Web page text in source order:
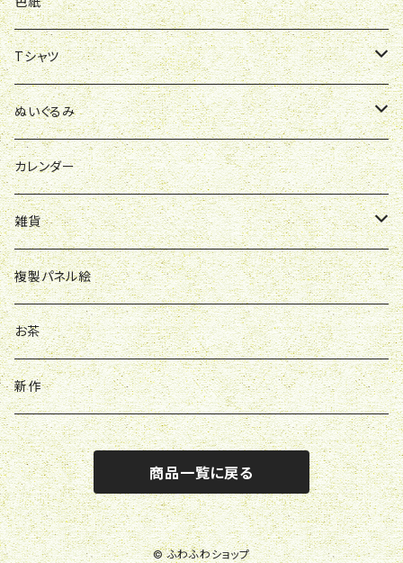
Tシャツ
ポロシャツ
スウェット
ぬいぐるみ
お洋服
カレンダー
雑貨
バッグ
バッチ
アクスタ
キーホルダー
複製パネル絵
お茶
新作
商品一覧に戻る
© ふわふわショップ